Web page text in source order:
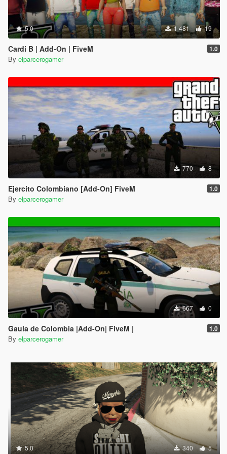
5.0 1 481 19
Cardi B | Add-On | FiveM 1.0
By elparcerogamer
770 8
Ejercito Colombiano [Add-On] FiveM 1.0
By elparcerogamer
667 0
Gaula de Colombia |Add-On| FiveM | 1.0
By elparcerogamer
5.0 340 5